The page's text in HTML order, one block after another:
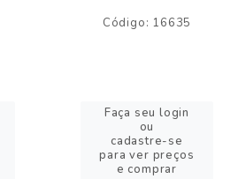
Código: 16635
Faça seu login
ou
cadastre-se
para ver preços
e comprar